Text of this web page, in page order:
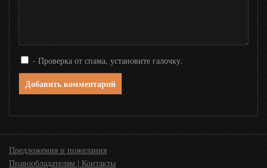
- Проверка от спама, установите галочку.
Добавить комментарий
Предложения и пожелания
Правообладателям | Контакты